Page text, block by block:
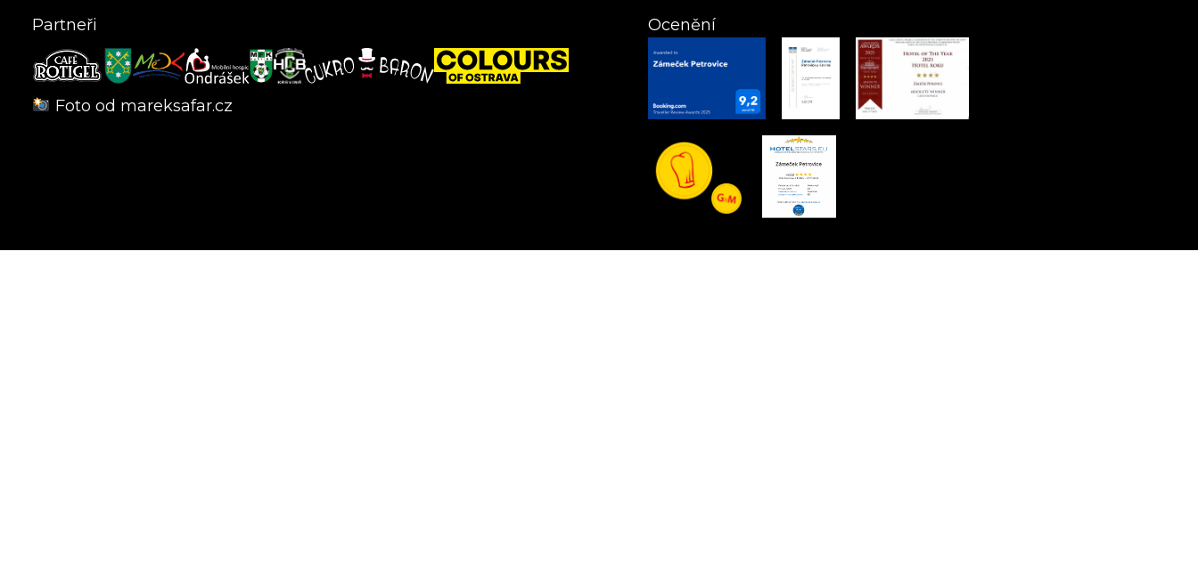
Partneři
Foto od mareksafar.cz
Ocenění